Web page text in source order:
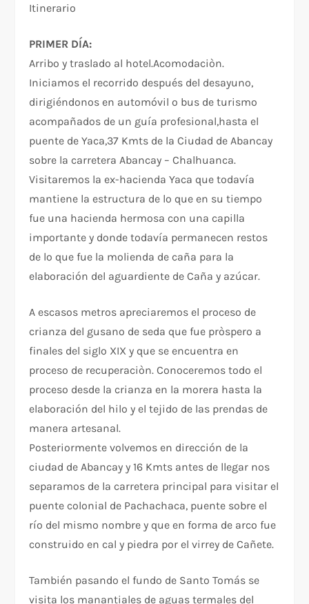
Itinerario
PRIMER DÍA:
Arribo y traslado al hotel.Acomodaciòn.
Iniciamos el recorrido después del desayuno,
dirigiéndonos en automóvil o bus de turismo
acompañados de un guía profesional,hasta el
puente de Yaca,37 Kmts de la Ciudad de Abancay
sobre la carretera Abancay – Chalhuanca.
Visitaremos la ex-hacienda Yaca que todavía
mantiene la estructura de lo que en su tiempo
fue una hacienda hermosa con una capilla
importante y donde todavía permanecen restos
de lo que fue la molienda de caña para la
elaboración del aguardiente de Caña y azúcar.
A escasos metros apreciaremos el proceso de
crianza del gusano de seda que fue pròspero a
finales del siglo XIX y que se encuentra en
proceso de recuperaciòn. Conoceremos todo el
proceso desde la crianza en la morera hasta la
elaboración del hilo y el tejido de las prendas de
manera artesanal.
Posteriormente volvemos en dirección de la
ciudad de Abancay y 16 Kmts antes de llegar nos
separamos de la carretera principal para visitar el
puente colonial de Pachachaca, puente sobre el
río del mismo nombre y que en forma de arco fue
construido en cal y piedra por el virrey de Cañete.
También pasando el fundo de Santo Tomás se
visita los manantiales de aguas termales del